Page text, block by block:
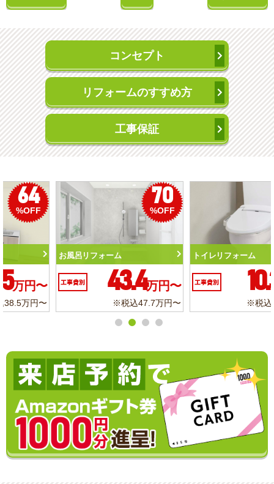
コンセプト
リフォームのすすめ方
工事保証
50
%OFF
トイレリフォーム
工事費別 10.3 万円〜
※税込11.3万円〜
56
%OFF
洗面化粧台リフォーム
工事費別 6.2 万円〜
※税込6.8万円〜